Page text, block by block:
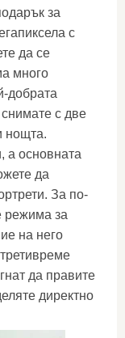
за
с
да се
много
добрата
с две
нощта.
а основната
да
За по-
режима за
на него
да правите
директно